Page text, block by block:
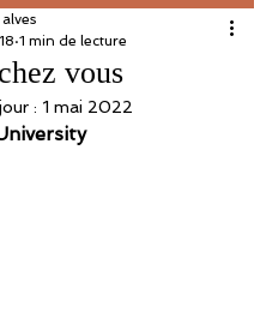
vous
1 min de lecture
: 1 mai 2022